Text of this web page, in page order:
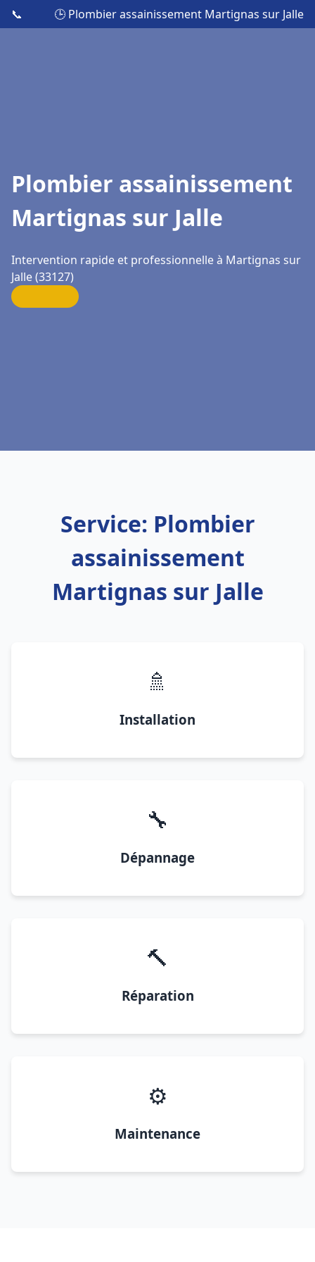
📞 🕒 Plombier assainissement Martignas sur Jalle
Plombier assainissement
Martignas sur Jalle
Intervention rapide et professionnelle à Martignas sur
Jalle (33127)
Service: Plombier
assainissement
Martignas sur Jalle
🚿
Installation
🔧
Dépannage
🔨
Réparation
⚙️
Maintenance